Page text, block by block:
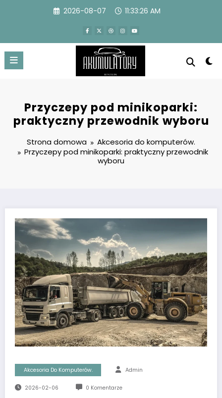
2026-08-07 11:33:27 AM
Przyczepy pod minikoparki:
praktyczny przewodnik wyboru
Strona domowa
Akcesoria do komputerów.
Przyczepy pod minikoparki: praktyczny przewodnik
wyboru
Akcesoria Do Komputerów. Admin
2026-02-06 0 Komentarze